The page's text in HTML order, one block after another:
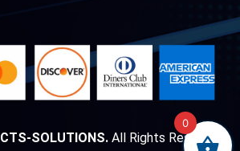
CTS-SOLUTIONS.All Rights Reserved.
0